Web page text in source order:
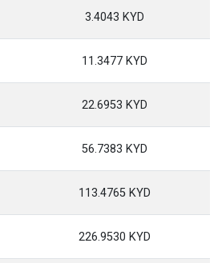
3.4043 KYD
11.3477 KYD
22.6953 KYD
56.7383 KYD
113.4765 KYD
226.9530 KYD